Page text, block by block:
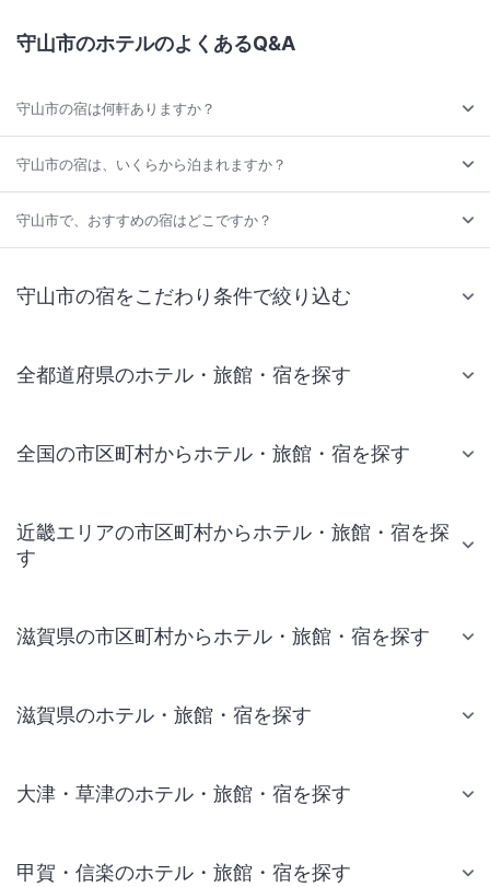
守山市のホテルのよくあるQ&A
守山市の宿は何軒ありますか？
守山市の宿は、いくらから泊まれますか？
守山市で、おすすめの宿はどこですか？
守山市の宿をこだわり条件で絞り込む
全都道府県のホテル・旅館・宿を探す
全国の市区町村からホテル・旅館・宿を探す
近畿エリアの市区町村からホテル・旅館・宿を探
す
滋賀県の市区町村からホテル・旅館・宿を探す
滋賀県のホテル・旅館・宿を探す
大津・草津のホテル・旅館・宿を探す
甲賀・信楽のホテル・旅館・宿を探す